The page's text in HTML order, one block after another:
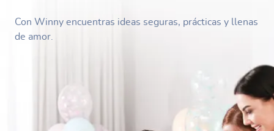
Con Winny encuentras ideas seguras, prácticas y llenas
de amor.